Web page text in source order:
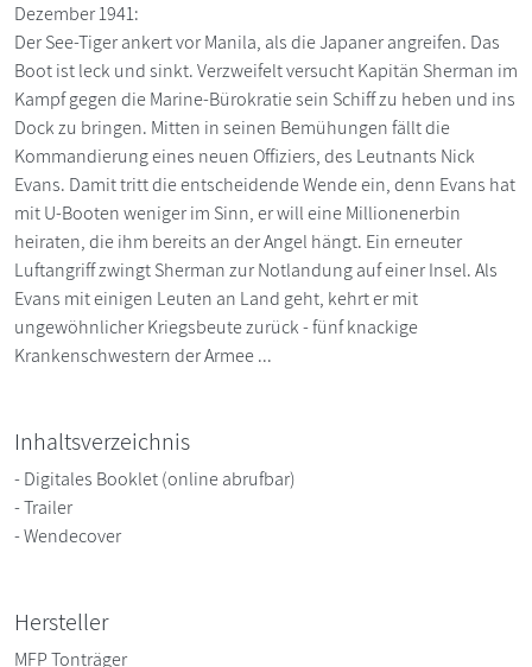
Dezember 1941:
Der See-Tiger ankert vor Manila, als die Japaner angreifen. Das
Boot ist leck und sinkt. Verzweifelt versucht Kapitän Sherman im
Kampf gegen die Marine-Bürokratie sein Schiff zu heben und ins
Dock zu bringen. Mitten in seinen Bemühungen fällt die
Kommandierung eines neuen Offiziers, des Leutnants Nick
Evans. Damit tritt die entscheidende Wende ein, denn Evans hat
mit U-Booten weniger im Sinn, er will eine Millionenerbin
heiraten, die ihm bereits an der Angel hängt. Ein erneuter
Luftangriff zwingt Sherman zur Notlandung auf einer Insel. Als
Evans mit einigen Leuten an Land geht, kehrt er mit
ungewöhnlicher Kriegsbeute zurück - fünf knackige
Krankenschwestern der Armee ...
Inhaltsverzeichnis
- Digitales Booklet (online abrufbar)
- Trailer
- Wendecover
Hersteller
MFP Tonträger